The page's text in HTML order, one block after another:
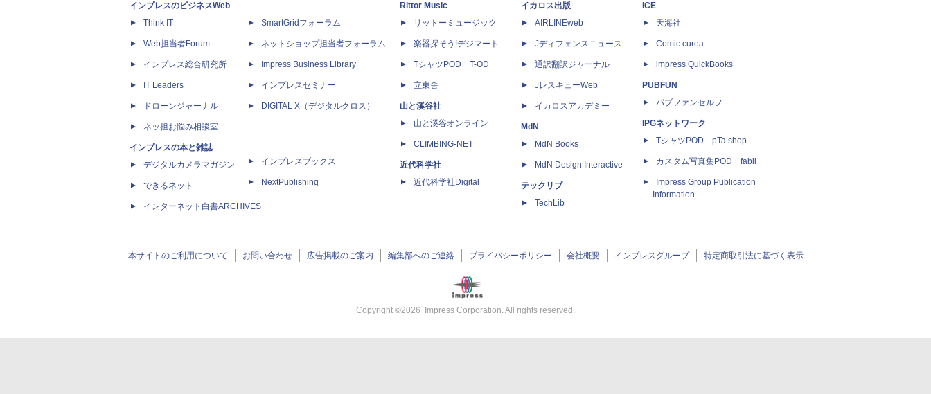
インプレスのビジネスWeb
Think IT
Web担当者Forum
インプレス総合研究所
IT Leaders
ドローンジャーナル
ネッ担お悩み相談室
インプレスの本と雑誌
デジタルカメラマガジン
できるネット
インターネット白書ARCHIVES
SmartGridフォーラム
ネットショップ担当者フォーラム
Impress Business Library
インプレスセミナー
DIGITAL X（デジタルクロス）
インプレスブックス
NextPublishing
Rittor Music
リットーミュージック
楽器探そう!デジマート
TシャツPOD T-OD
立東舎
山と溪谷社
山と溪谷オンライン
CLIMBING-NET
近代科学社
近代科学社Digital
イカロス出版
AIRLINEweb
Jディフェンスニュース
通訳翻訳ジャーナル
JレスキューWeb
イカロスアカデミー
MdN
MdN Books
MdN Design Interactive
テックリブ
TechLib
ICE
天海社
Comic curea
impress QuickBooks
PUBFUN
パブファンセルフ
IPGネットワーク
TシャツPOD pTa.shop
カスタム写真集POD fabli
Impress Group Publication
Information
本サイトのご利用について お問い合わせ 広告掲載のご案内 編集部へのご連絡 プライバシーポリシー 会社概要 インプレスグループ 特定商取引法に基づく表示
Copyright ©2026 Impress Corporation. All rights reserved.